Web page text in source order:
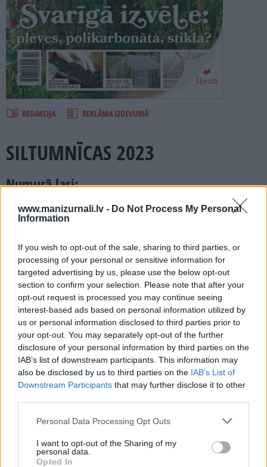
www.manizurnali.lv - Do Not Process My Personal
Information
If you wish to opt-out of the sale, sharing to third parties, or
processing of your personal or sensitive information for
targeted advertising by us, please use the below opt-out
section to confirm your selection. Please note that after your
opt-out request is processed you may continue seeing
interest-based ads based on personal information utilized by
us or personal information disclosed to third parties prior to
your opt-out. You may separately opt-out of the further
disclosure of your personal information by third parties on the
IAB’s list of downstream participants. This information may
also be disclosed by us to third parties on the IAB’s List of
Downstream Participants that may further disclose it to other
Personal Data Processing Opt Outs
I want to opt-out of the Sharing of my
personal data.
Opted In
SEARCH
Šķirstīt
REDAKCIJA REKLĀMA IZDEVUMĀ
SILTUMNĪCAS 2023
Numurā lasi:
Reizē ar vēlmi „Gribu siltumnīcu!” rodas arī daudz
jautājumu.
varbūt no veciem logu rāmjiem? Kas ir laba plēve un izturīgs
polikarbonāts? Kā siltumnīcā ierīkot pilienlaistīšanu un
automātiskos vēdlogus, lai varētu savu siltumnīcu kādu brīdi
atstāt vienu? Kā apsildīt, ja uznāk aukstums?
Ko siltumnīcā audzēt vispirms, ko pēc tam? Kādu substrātu
vajag? Kas jādara, lai tomātu raža siltumnīcā izaugtu varena
un augi neslimotu? Kā rudenī siltumnīcu sakopt un
sagatavot ziemai?
Kā savu siltumnīcu pārvērst par papildus istabu – par savu
zaļo paradīzi?
Atbildes atradīsi šajā Mans Dārzs pielikumā TAVA
SILTUMNĪCA.
Seko mums